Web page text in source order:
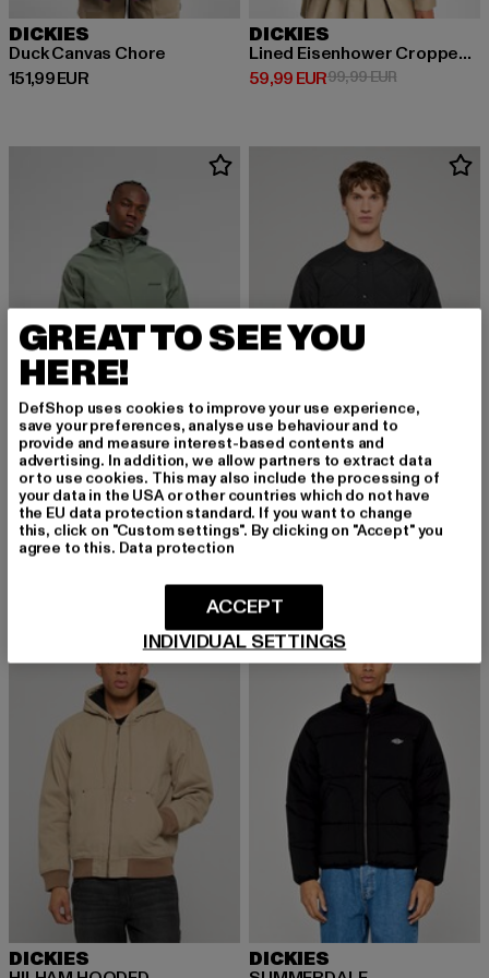
DICKIES
Duck Canvas Chore
151,99 EUR
Derzeitiger Preis: 151,99 EUR
DICKIES
Lined Eisenhower Cropped Rec
59,99 EUR
Derzeitiger Preis: 59,99 EUR
99,99 EURAktionspreis:
DICKIES
Ronan
114,99 EUR
Derzeitiger Preis: 114,99 EUR
DICKIES
SAMBURG LINER JACKET
128,24 EUR
Derzeitiger Preis: 128,24 EUR
DICKIES DICKIES
GREAT TO SEE YOU
HERE!
DefShop uses cookies to improve your use experience,
save your preferences, analyse use behaviour and to
provide and measure interest-based contents and
advertising. In addition, we allow partners to extract data
or to use cookies. This may also include the processing of
your data in the USA or other countries which do not have
the EU data protection standard. If you want to change
this, click on "Custom settings". By clicking on "Accept" you
agree to this. Data protection
INDIVIDUAL SETTINGS
ACCEPT